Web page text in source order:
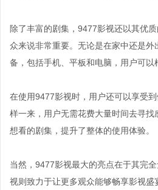
除了丰富的剧集，9477影视还以其优
众来说非常重要。无论是在家中还是
备，包括手机、平板和电脑，用户可
在使用9477影视时，用户还可以享受
样一来，用户无需花费大量时间去寻
想看的剧集，提升了整体的使用体验。
当然，9477影视最大的亮点在于其完
视则致力于让更多观众能够畅享影视